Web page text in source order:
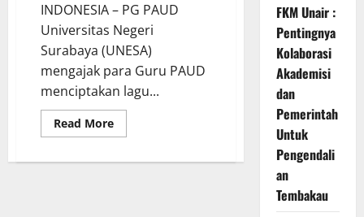
INDONESIA – PG PAUD
Universitas Negeri
Surabaya (UNESA)
mengajak para Guru PAUD
menciptakan lagu...
Read MoreRead
more
FKM Unair :
Pentingnya
Kolaborasi
Akademisi
dan
Pemerintah
Untuk
Pengendali
an
Tembakau